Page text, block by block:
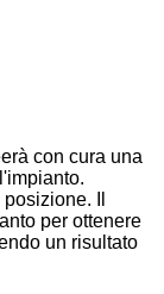
con cura una
Il
per ottenere
un risultato